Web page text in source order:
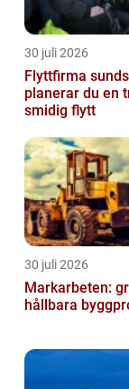
30 juli 2026
Flyttfirma
planerar du en
smidig flytt
30 juli 2026
Markarbeten:
hållbara